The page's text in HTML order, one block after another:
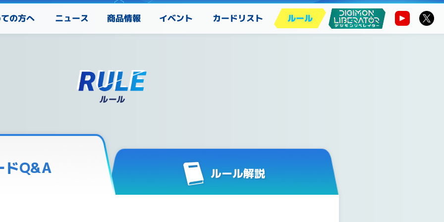
の方へ ニュース 商品情報 イベント カードリスト ルール
ドQ&A ルール解説